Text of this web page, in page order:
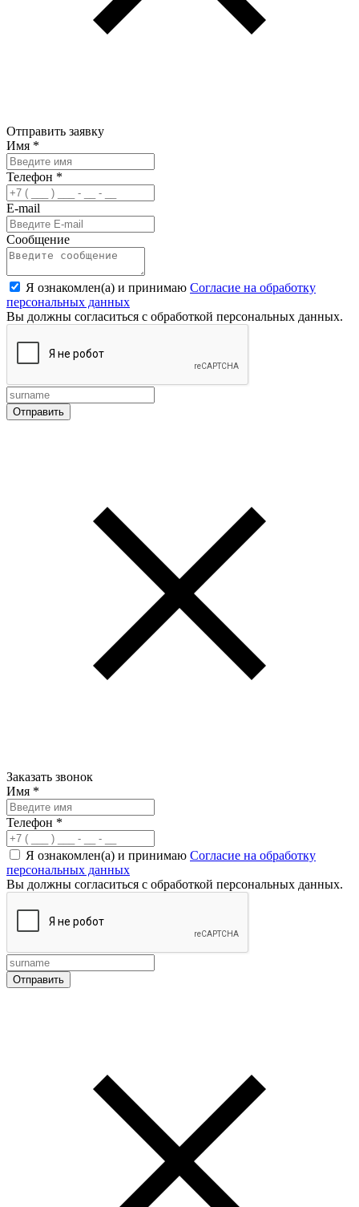
Отправить заявку
Имя *
Телефон *
E-mail
Сообщение
Я ознакомлен(а) и принимаю Согласие на обработку
персональных данных
Вы должны согласиться с обработкой персональных данных.
Заказать звонок
Имя *
Телефон *
Я ознакомлен(а) и принимаю Согласие на обработку
персональных данных
Вы должны согласиться с обработкой персональных данных.